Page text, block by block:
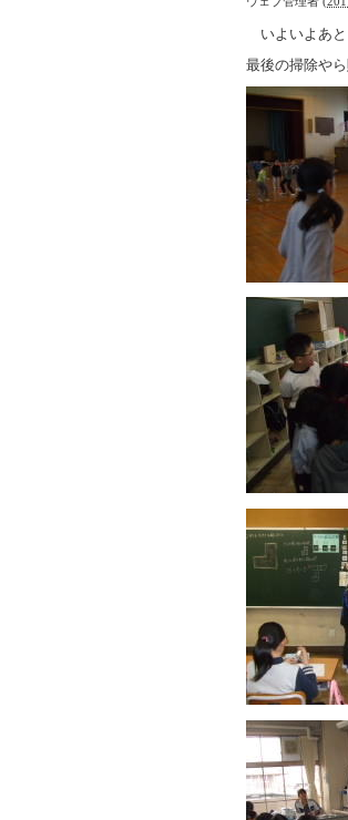
いよいよあと
最後の掃除や